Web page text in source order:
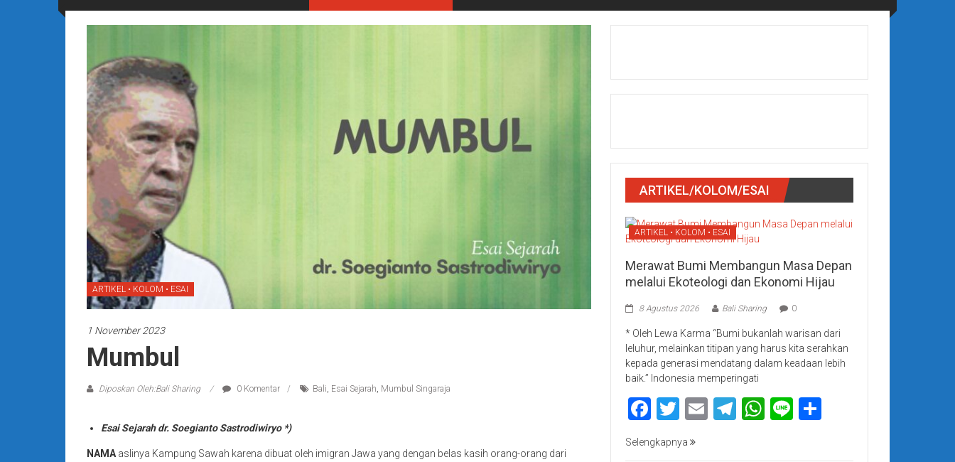
ARTIKEL • KOLOM • ESAI
1 November 2023
Mumbul
Diposkan Oleh:Bali Sharing 0 Komentar Bali, Esai Sejarah, Mumbul Singaraja
Esai Sejarah dr. Soegianto Sastrodiwiryo *)
NAMAaslinya Kampung Sawah karena dibuat oleh imigran Jawa yang dengan belas kasih orang-orang dari
ARTIKEL/KOLOM/ESAI
ARTIKEL • KOLOM • ESAI
Merawat Bumi Membangun Masa Depan
melalui Ekoteologi dan Ekonomi Hijau
8 Agustus 2026 Bali Sharing 0
* Oleh Lewa Karma “Bumi bukanlah warisan dari
leluhur, melainkan titipan yang harus kita serahkan
kepada generasi mendatang dalam keadaan lebih
baik.” Indonesia memperingati
Facebook
Twitter
EmailTelegram
WhatsApp
Line
Selengkapnya